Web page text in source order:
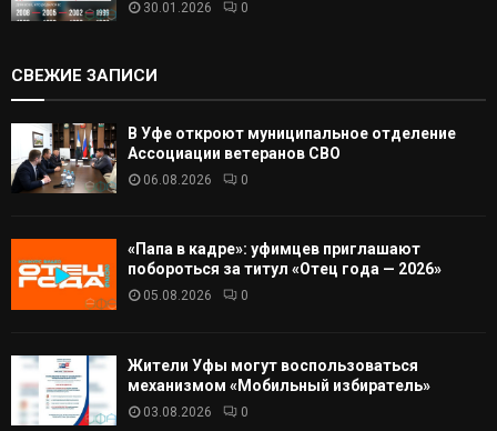
30.01.2026 0
СВЕЖИЕ ЗАПИСИ
В Уфе откроют муниципальное отделение
Ассоциации ветеранов СВО
06.08.2026 0
«Папа в кадре»: уфимцев приглашают
побороться за титул «Отец года — 2026»
05.08.2026 0
Жители Уфы могут воспользоваться
механизмом «Мобильный избиратель»
03.08.2026 0